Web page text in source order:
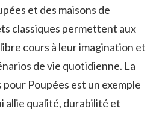
et des maisons de
classiques permettent aux
cours à leur imagination et
de vie quotidienne. La
pour Poupées est un exemple
allie qualité, durabilité et